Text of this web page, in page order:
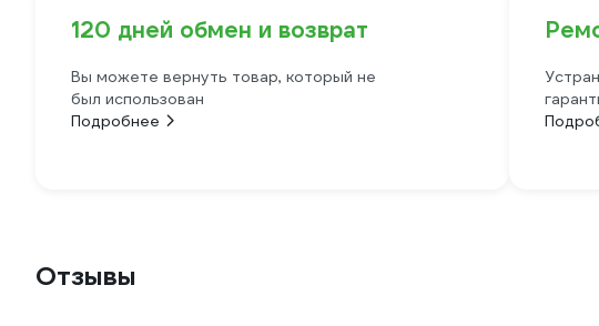
120 дней обмен и возврат
Вы можете вернуть товар, который не
был использован
Подробнее
Отзывы